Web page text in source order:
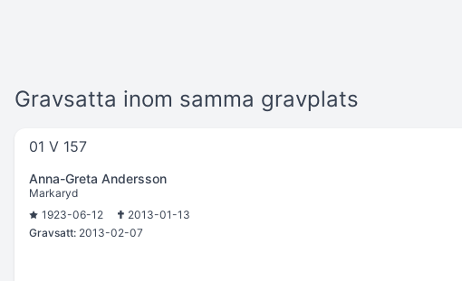
Gravsatta inom samma gravplats
01 V 157
Anna-Greta Andersson
Markaryd
1923-06-12
2013-01-13
Gravsatt: 2013-02-07